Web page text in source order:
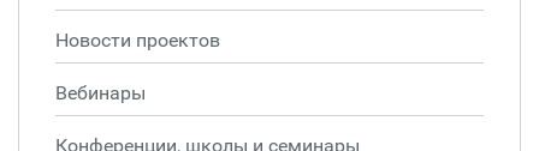
Новости проектов
Вебинары
Конференции, школы и семинары